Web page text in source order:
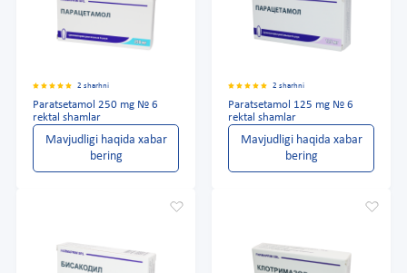
2 sharhni
Paratsetamol 250 mg № 6
rektal shamlar
Mavjudligi haqida xabar
bering
2 sharhni
Paratsetamol 125 mg № 6
rektal shamlar
Mavjudligi haqida xabar
bering